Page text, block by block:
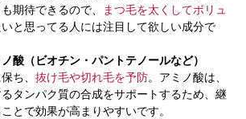
期待できるので、
まつ毛を太くしてボリュ
と思ってる人には注目して欲しい成分で
酸（ビオチン・パントテノールなど）
ち、 抜け毛や切れ毛を予防。アミノ酸は、
タンパク質の合成をサポートするため、継
とで効果が高まりやすいです。